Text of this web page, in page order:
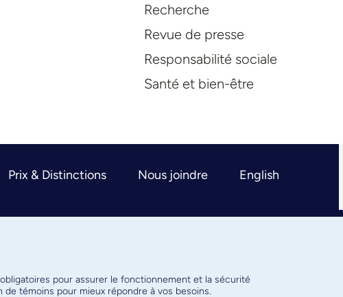
Recherche
Revue de presse
Responsabilité sociale
Santé et bien-être
Prix & Distinctions Nous joindre English
pour assurer le fonctionnement et la sécurité
témoins pour mieux répondre à vos besoins.